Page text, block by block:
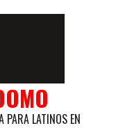
PARA LATINOS EN